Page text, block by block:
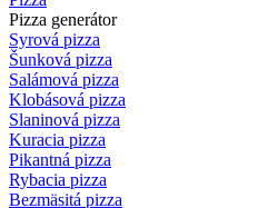
Pizza generátor
Syrová pizza
Šunková pizza
Salámová pizza
Klobásová pizza
Slaninová pizza
Kuracia pizza
Pikantná pizza
Rybacia pizza
Bezmäsitá pizza